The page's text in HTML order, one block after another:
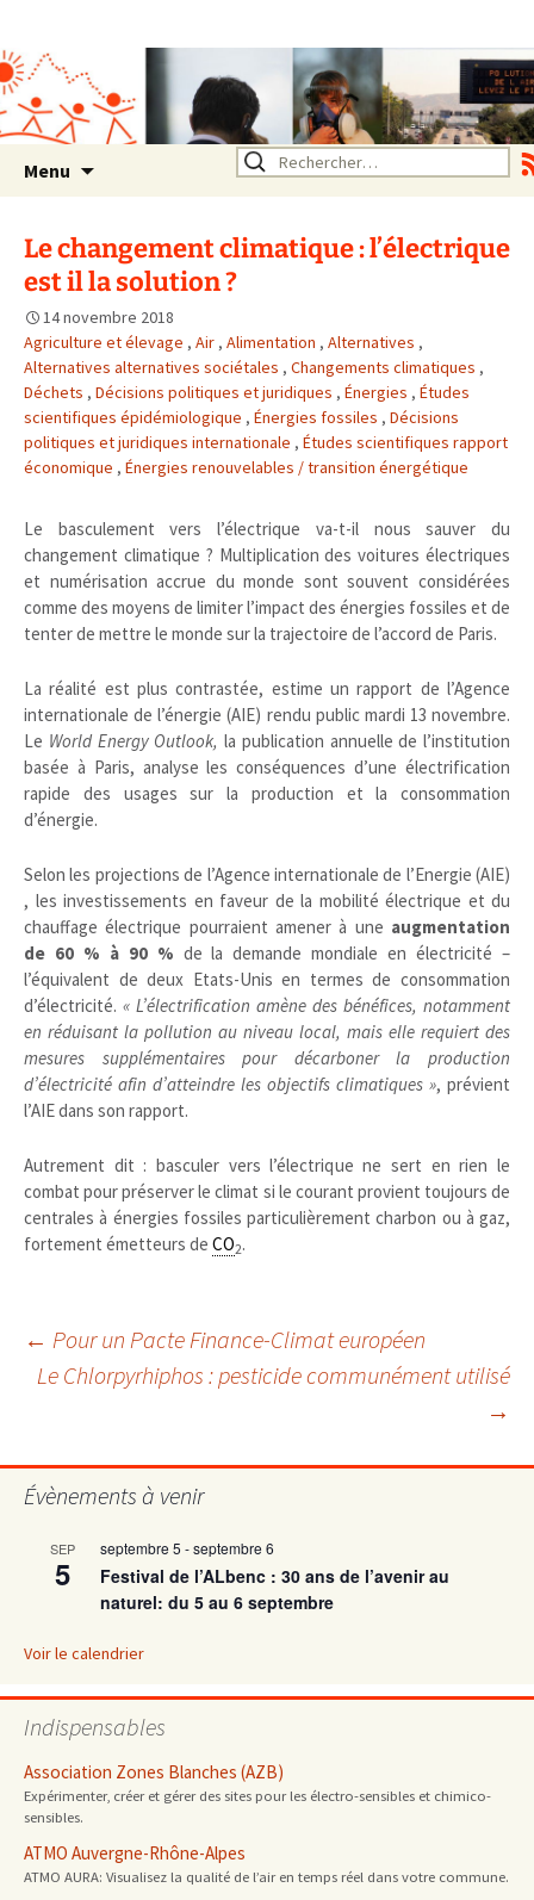
Rhône Alpes
Un environnement sain pour
la santé de tous
Menu Rechercher :
Le changement climatique : l’électrique
est il la solution ?
14 novembre 2018
Agriculture et élevage , Air , Alimentation , Alternatives ,
Alternatives alternatives sociétales , Changements climatiques ,
Déchets , Décisions politiques et juridiques , Énergies , Études
scientifiques épidémiologique , Énergies fossiles , Décisions
politiques et juridiques internationale , Études scientifiques rapport
économique , Énergies renouvelables / transition énergétique
Le basculement vers l’électrique va-t-il nous sauver du
changement climatique ? Multiplication des voitures électriques
et numérisation accrue du monde sont souvent considérées
comme des moyens de limiter l’impact des énergies fossiles et de
tenter de mettre le monde sur la trajectoire de l’accord de Paris.
La réalité est plus contrastée, estime un rapport de l’Agence
internationale de l’énergie (AIE) rendu public mardi 13 novembre.
Le World Energy Outlook, la publication annuelle de l’institution
basée à Paris, analyse les conséquences d’une électrification
rapide des usages sur la production et la consommation
d’énergie.
Selon les projections de l’Agence internationale de l’Energie (AIE)
, les investissements en faveur de la mobilité électrique et du
chauffage électrique pourraient amener à une augmentation
de 60 % à 90 % de la demande mondiale en électricité –
l’équivalent de deux Etats-Unis en termes de consommation
d’électricité. « L’électrification amène des bénéfices, notamment
en réduisant la pollution au niveau local, mais elle requiert des
mesures supplémentaires pour décarboner la production
d’électricité afin d’atteindre les objectifs climatiques », prévient
l’AIE dans son rapport.
Autrement dit : basculer vers l’électrique ne sert en rien le
combat pour préserver le climat si le courant provient toujours de
centrales à énergies fossiles particulièrement charbon ou à gaz,
fortement émetteurs de CO2.
Navigation
articles
← Pour un Pacte Finance-Climat européen
Le Chlorpyrhiphos : pesticide communément utilisé
→
Évènements à venir
SEP
5
septembre 5 -septembre 6
Festival de l’ALbenc : 30 ans de l’avenir au
naturel: du 5 au 6 septembre
Voir le calendrier
Indispensables
Association Zones Blanches (AZB)
Expérimenter, créer et gérer des sites pour les électro-sensibles et chimico-
sensibles.
ATMO Auvergne-Rhône-Alpes
ATMO AURA: Visualisez la qualité de l’air en temps réel dans votre commune.